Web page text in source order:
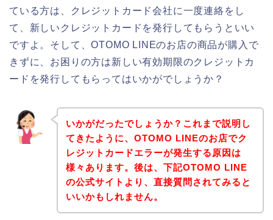
ている方は、クレジットカード会社に一度連絡をし
て、新しいクレジットカードを発行してもらうといい
ですよ。そして、OTOMO LINEのお店の商品が購入で
きずに、お困りの方は新しい有効期限のクレジットカ
ードを発行してもらってはいかがでしょうか？
いかがだったでしょうか？これまで説明し
てきたように、OTOMO LINEのお店でク
レジットカードエラーが発生する原因は
様々あります。後は、下記OTOMO LINE
の公式サイトより、直接質問されてみると
いいかもしれません。